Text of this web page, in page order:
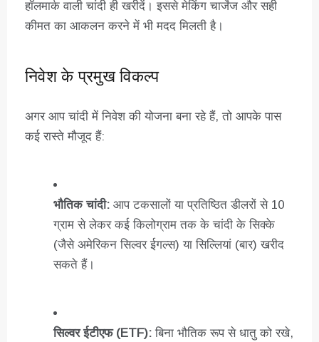
हॉलमार्क वाली चांदी ही खरीदें। इससे मेकिंग चार्जेज और सही
कीमत का आकलन करने में भी मदद मिलती है।
निवेश के प्रमुख विकल्प
अगर आप चांदी में निवेश की योजना बना रहे हैं, तो आपके पास
कई रास्ते मौजूद हैं:
भौतिक चांदी: आप टकसालों या प्रतिष्ठित डीलरों से 10
ग्राम से लेकर कई किलोग्राम तक के चांदी के सिक्के
(जैसे अमेरिकन सिल्वर ईगल्स) या सिल्लियां (बार) खरीद
सकते हैं।
सिल्वर ईटीएफ (ETF): बिना भौतिक रूप से धातु को रखे,